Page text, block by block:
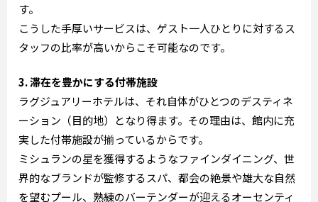
す。
こうした手厚いサービスは、ゲスト一人ひとりに対するス
タッフの比率が高いからこそ可能なのです。
3. 滞在を豊かにする付帯施設
ラグジュアリーホテルは、それ自体がひとつのデスティネ
ーション（目的地）となり得ます。その理由は、館内に充
実した付帯施設が揃っているからです。
ミシュランの星を獲得するようなファインダイニング、世
界的なブランドが監修するスパ、都会の絶景や雄大な自然
を望むプール、熟練のバーテンダーが迎えるオーセンティ